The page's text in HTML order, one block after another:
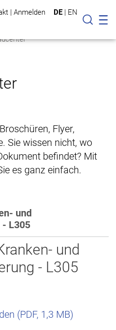
| Anmelden DE | EN
Suche
Flyer,
Sie wissen nicht, wo
befindet? Mit
es ganz einfach.
und
L305
und
- L305
(PDF, 1,3 MB)